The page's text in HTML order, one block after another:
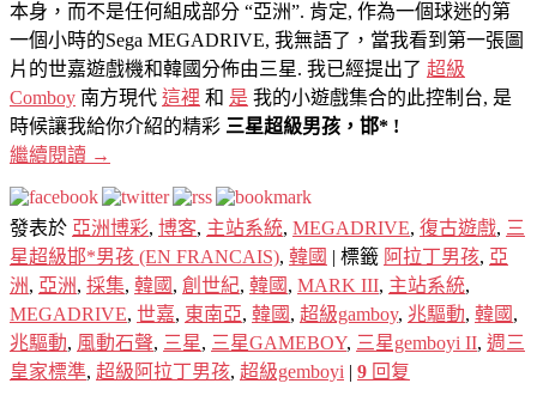
本身，而不是任何組成部分 “亞洲”. 肯定, 作為一個球迷的第
一個小時的Sega MEGADRIVE, 我無語了，當我看到第一張圖
片的世嘉遊戲機和韓國分佈由三星. 我已經提出了 超級
Comboy 南方現代 這裡 和 是 我的小遊戲集合的此控制台, 是
時候讓我給你介紹的精彩 三星超級男孩，邯* !
繼續閱讀 →
發表於 亞洲博彩, 博客, 主站系統, MEGADRIVE, 復古遊戲, 三
星超級邯*男孩 (EN FRANCAIS), 韓國 | 標籤 阿拉丁男孩, 亞
洲, 亞洲, 採集, 韓國 , 創世紀, 韓國 , MARK III, 主站系統,
MEGADRIVE, 世嘉, 東南亞, 韓國 , 超級gamboy, 兆驅動, 韓國 ,
兆驅動, 風動石聲, 三星, 三星GAMEBOY, 三星gemboyi II, 週三
皇家標準, 超級阿拉丁男孩, 超級gemboyi | 9 回复